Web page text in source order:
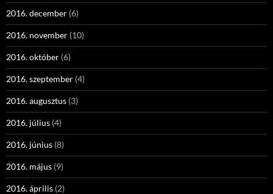
2016. december (6)
2016. november (10)
2016. október (6)
2016. szeptember (4)
2016. augusztus (3)
2016. július (4)
2016. június (8)
2016. május (9)
2016. április (2)